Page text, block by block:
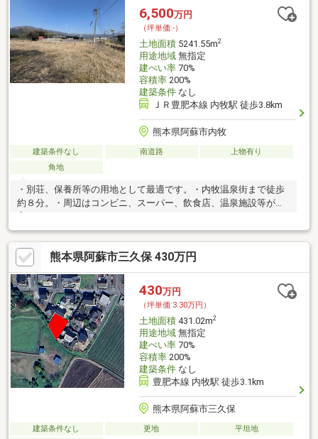
合わせください！※建築時、開発許可要※阿蘇内牧温泉街?栄会に
賃貸中(賃料収入：約36万円／年)※現況は月極駐車場区画及び観光
用無料駐車場として利用されます(全122区画)
6,500万円
（坪単価:-）
土地面積5241.55m2
用途地域無指定
建ぺい率70%
容積率200%
建築条件なし
ＪＲ豊肥本線 内牧駅 徒歩3.8km
熊本県阿蘇市内牧
建築条件なし 南道路
上物有り
角地
・別荘、保養所等の用地として最適です。・内牧温泉街まで徒歩
約８分。・周辺はコンビニ、スーパー、飲食店、温泉施設等が充
熊本県阿蘇市三久保 430万円
430万円
（坪単価:3.30万円）
土地面積431.02m2
用途地域無指定
建ぺい率70%
容積率200%
建築条件なし
豊肥本線 内牧駅 徒歩3.1km
熊本県阿蘇市三久保
建築条件なし 更地
平坦地